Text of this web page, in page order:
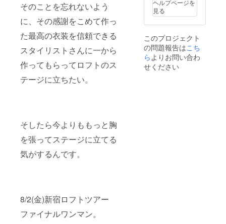
そのことを忘れないよう
に、その感謝をこめて作っ
た最高の衣装を信頼できる
スタイリストさんに一から
作ってもらってロフトのス
テージに立ちたい。
そしたら今よりももっと胸
を張ってステージに立てる
気がするんです。
8/2(金)新宿ロフトツアー
ファイナルワンマン。
力くだ
さい。
※リター
著作権
及びそ
の他法
的権利
につい
ヘルプページを
見る
このプロジェクト
の問題報告はこち
らよりお問い合わ
せください